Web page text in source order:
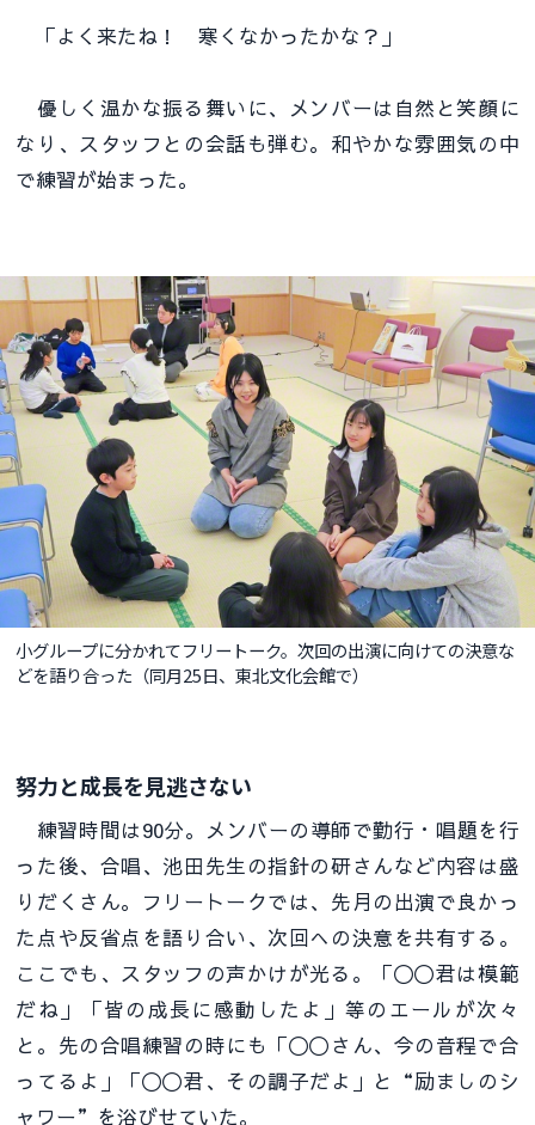
「よく来たね！ 寒くなかったかな？」
優しく温かな振る舞いに、メンバーは自然と笑顔に
なり、スタッフとの会話も弾む。和やかな雰囲気の中
で練習が始まった。
小グループに分かれてフリートーク。次回の出演に向けての決意な
どを語り合った（同月25日、東北文化会館で）
努力と成長を見逃さない
練習時間は90分。メンバーの導師で勤行・唱題を行
った後、合唱、池田先生の指針の研さんなど内容は盛
りだくさん。フリートークでは、先月の出演で良かっ
た点や反省点を語り合い、次回への決意を共有する。
ここでも、スタッフの声かけが光る。「〇〇君は模範
だね」「皆の成長に感動したよ」等のエールが次々
と。先の合唱練習の時にも「〇〇さん、今の音程で合
ってるよ」「〇〇君、その調子だよ」と“励ましのシ
ャワー”を浴びせていた。